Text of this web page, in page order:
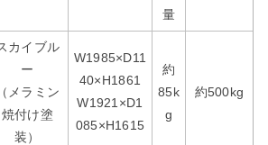
量
カイブル
ー
（メラミン
焼付け塗
装）
W1985×D11
40×H1861
W1921×D1
085×H1615
約
85k
g
約500kg